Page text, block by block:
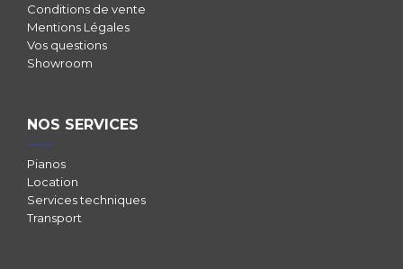
Conditions de vente
Mentions Légales
Vos questions
Showroom
NOS SERVICES
Pianos
Location
Services techniques
Transport